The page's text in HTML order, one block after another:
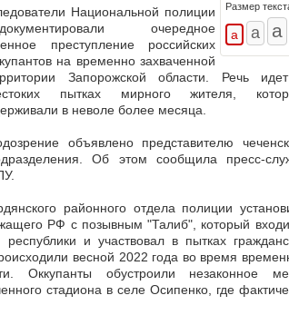
Размер
Национальной полиции
очередное
преступление российских
на временно захваченной
Запорожской области. Речь
пытках мирного жителя,
в неволе более месяца.
объявлено представителю
Об этом сообщила пресс-
районного отдела полиции
РФ с позывным "Талиб", который
и участвовал в пытках
весной 2022 года во время
. Оккупанты обустроили незаконное
стадиона в селе Осипенко, где